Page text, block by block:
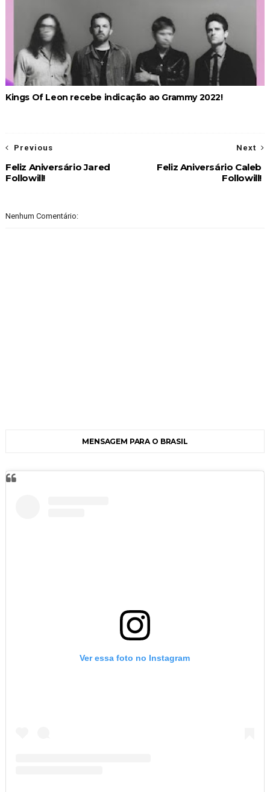
Kings Of Leon recebe indicação ao Grammy 2022!
Next
Feliz Aniversário Caleb
Followill!
Previous
Feliz Aniversário Jared
Followill!
Nenhum Comentário:
MENSAGEM PARA O BRASIL
Ver essa foto no Instagram